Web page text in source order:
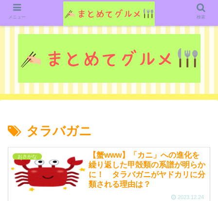
グルメ関連のいろいろなニューススレッドを紹介していきます。（鋭意作成中で
す）
タラバガニ
おさかな
【蟹www】「カニ」への進化を
繰り返した甲殻類の系譜が明らか
に！ タラバガニがヤドカリに分
類される理由は？
2023.12.24
メニュー 検索